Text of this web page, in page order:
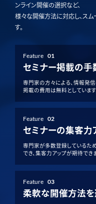
ンライン開催の選択など、
様々な開催方法に対応し、スム
す。
Feature 01
セミナー掲載の
専門家の方々による、情報発
掲載の費用は無料としています
Feature 02
セミナーの集客力
専門家が多数登録しているた
でき、集客力アップが期待でき
Feature 03
柔軟な開催方法